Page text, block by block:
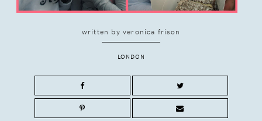
written byveronica frison
LONDON